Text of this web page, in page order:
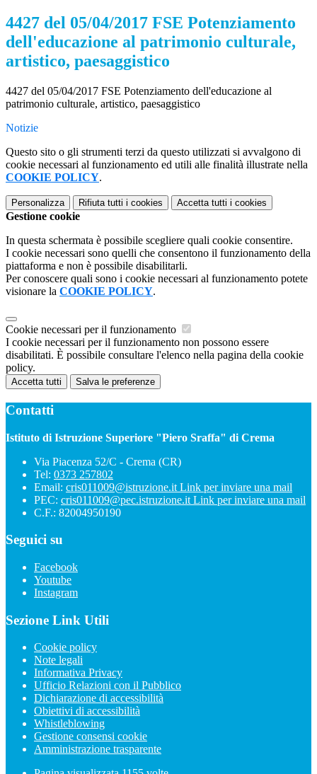
4427 del 05/04/2017 FSE Potenziamento
dell'educazione al patrimonio culturale,
artistico, paesaggistico
4427 del 05/04/2017 FSE Potenziamento dell'educazione al
patrimonio culturale, artistico, paesaggistico
Notizie
Questo sito o gli strumenti terzi da questo utilizzati si avvalgono di
cookie necessari al funzionamento ed utili alle finalità illustrate nella
COOKIE POLICY.
Personalizza Rifiuta tutti i cookies Accetta tutti i cookies
Gestione cookie
In questa schermata è possibile scegliere quali cookie consentire.
I cookie necessari sono quelli che consentono il funzionamento della
piattaforma e non è possibile disabilitarli.
Per conoscere quali sono i cookie necessari al funzionamento potete
visionare la COOKIE POLICY.
Cookie necessari per il funzionamento
I cookie necessari per il funzionamento non possono essere
disabilitati. È possibile consultare l'elenco nella pagina della cookie
policy.
Accetta tutti Salva le preferenze
Contatti
Istituto di Istruzione Superiore "Piero Sraffa" di Crema
Via Piacenza 52/C - Crema (CR)
Tel: 0373 257802
Email: cris011009@istruzione.it Link per inviare una mail
PEC: cris011009@pec.istruzione.it Link per inviare una mail
C.F.: 82004950190
Seguici su
Facebook
Youtube
Instagram
Sezione Link Utili
Cookie policy
Note legali
Informativa Privacy
Ufficio Relazioni con il Pubblico
Dichiarazione di accessibilità
Obiettivi di accessibilità
Whistleblowing
Gestione consensi cookie
Amministrazione trasparente